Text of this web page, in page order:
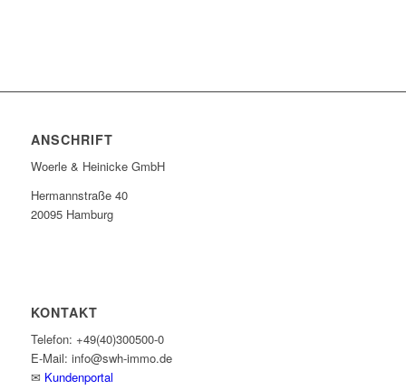
ANSCHRIFT
Woerle & Heinicke GmbH
Hermannstraße 40
20095 Hamburg
KONTAKT
Telefon: +49(40)300500-0
E-Mail: info@swh-immo.de
✉ Kundenportal